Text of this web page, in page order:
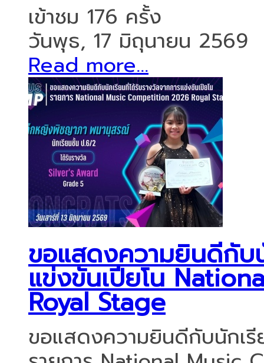
เข้าชม 176 ครั้ง
วันพุธ, 17 มิถุนายน 2569
Read more...
ขอแสดงความยินดีกับ
แข่งขันเปียโน
Royal Stage
ขอแสดงความยินดีกับนักเรี